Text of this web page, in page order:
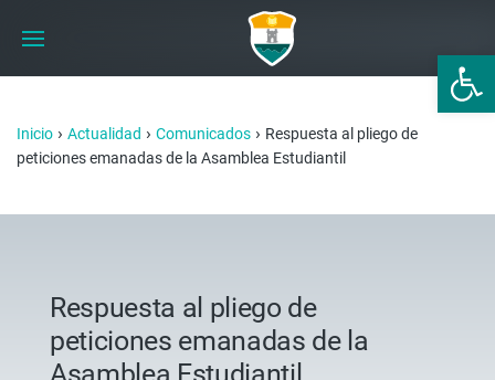
Abrir
Inicio › Actualidad › Comunicados › Respuesta al pliego de
peticiones emanadas de la Asamblea Estudiantil
Respuesta al pliego de
peticiones emanadas de la